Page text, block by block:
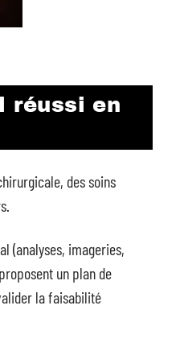
réussi en
des soins
(analyses, imageries,
un plan de
la faisabilité